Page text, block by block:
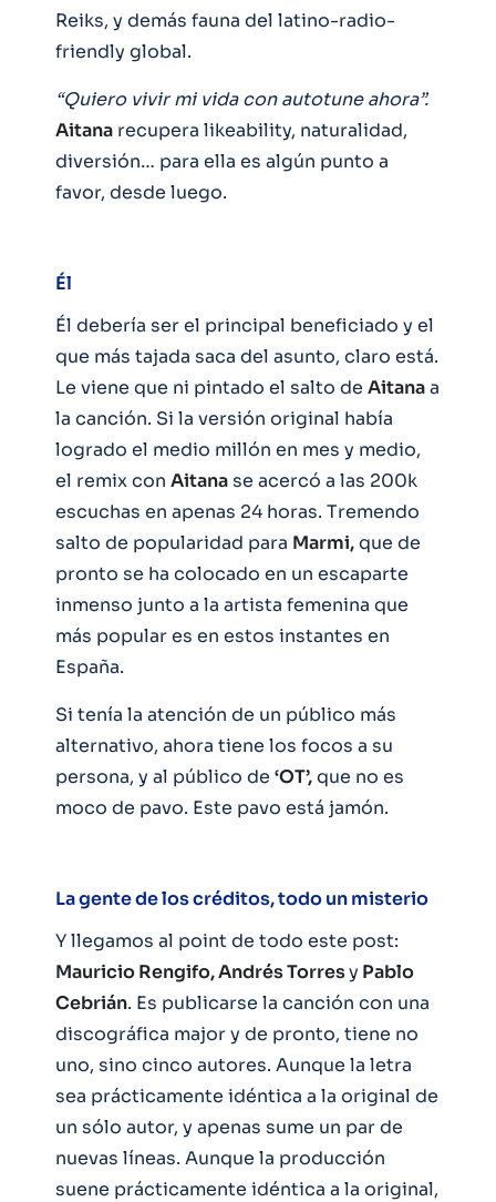
Reiks, y demás fauna del latino-radio-
friendly global.
“Quiero vivir mi vida con autotune ahora”.
Aitana recupera likeability, naturalidad,
diversión… para ella es algún punto a
favor, desde luego.
Él
Él debería ser el principal beneficiado y el
que más tajada saca del asunto, claro está.
Le viene que ni pintado el salto de Aitanaa
la canción. Si la versión original había
logrado el medio millón en mes y medio,
el remix con Aitanase acercó a las 200k
escuchas en apenas 24 horas. Tremendo
salto de popularidad para Marmi,que de
pronto se ha colocado en un escaparte
inmenso junto a la artista femenina que
más popular es en estos instantes en
España.
Si tenía la atención de un público más
alternativo, ahora tiene los focos a su
persona, y al público de ‘OT’,que no es
moco de pavo. Este pavo está jamón.
La gente de los créditos, todo un misterio
Y llegamos al point de todo este post:
Mauricio Rengifo, Andrés Torresy Pablo
Cebrián. Es publicarse la canción con una
discográfica major y de pronto, tiene no
uno, sino cinco autores. Aunque la letra
sea prácticamente idéntica a la original de
un sólo autor, y apenas sume un par de
nuevas líneas. Aunque la producción
suene prácticamente idéntica a la original,